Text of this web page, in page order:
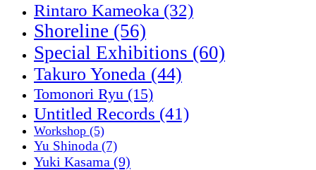
Rintaro Kameoka (32)
Shoreline (56)
Special Exhibitions (60)
Takuro Yoneda (44)
Tomonori Ryu (15)
Untitled Records (41)
Workshop (5)
Yu Shinoda (7)
Yuki Kasama (9)